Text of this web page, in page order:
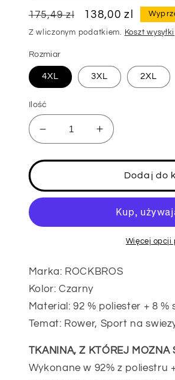
Cena
regularna
175,49 zl
Cena
sprzedaży
138,00 zl
Z wliczonym podatkiem. Koszt wysyłki
Rozmiar
4XL 3XL 2XL
Ilość
Zmniejsz
ilość
dla
Damskie/meskie
spodenki
dlugie
sportów
swiezym
powietrzu
Zwiększ
ilość
dla
ROCKBROS
Damskie/
spodenki
kolarskie
dlugie
spodnie
sportów
powietrzu
Dodaj do
Więcej opcji
Marka: ROCKBROS
Kolor: Czarny
Material: 92 % poliester + 8 %
Temat: Rower, Sport na
TKANINA, Z KTÓREJ MOZNA
Wykonane w 92% z poliestru